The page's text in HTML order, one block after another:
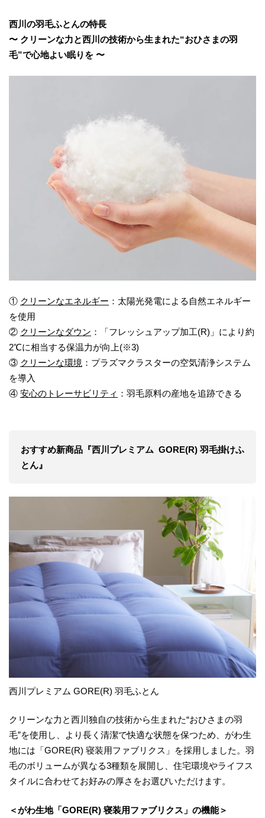
西川の羽毛ふとんの特長
〜 クリーンな力と西川の技術から生まれた“おひさまの羽
毛”で心地よい眠りを 〜
① クリーンなエネルギー ：太陽光発電による自然エネルギー
を使用
② クリーンなダウン ：「フレッシュアップ加工(R)」により約
2℃に相当する保温力が向上(※3)
③ クリーンな環境 ：プラズマクラスターの空気清浄システム
を導入
④ 安心のトレーサビリティ ：羽毛原料の産地を追跡できる
おすすめ新商品『西川プレミアム GORE(R) 羽毛掛けふ
とん』
西川プレミアム GORE(R) 羽毛ふとん
クリーンな力と西川独自の技術から生まれた“おひさまの羽
毛”を使用し、より長く清潔で快適な状態を保つため、がわ生
地には「GORE(R) 寝装用ファブリクス」を採用しました。羽
毛のボリュームが異なる3種類を展開し、住宅環境やライフス
タイルに合わせてお好みの厚さをお選びいただけます。
＜がわ生地「GORE(R) 寝装用ファブリクス」の機能＞